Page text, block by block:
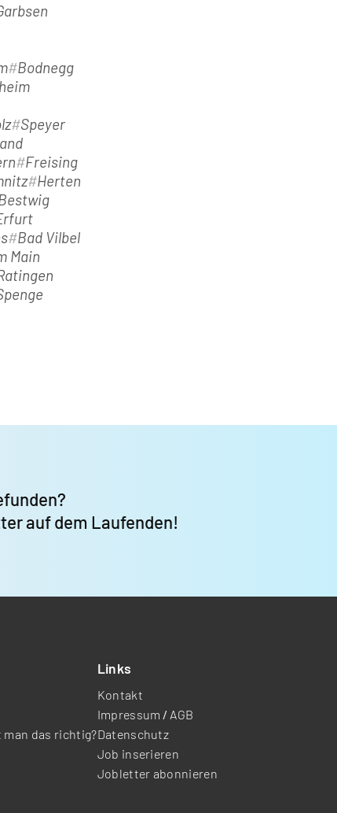
Bodnegg
Speyer
Freising
Herten
Bad Vilbel
Main
auf dem Laufenden!
das richtig?
Links
Kontakt
Impressum / AGB
Datenschutz
Job inserieren
Jobletter abonnieren